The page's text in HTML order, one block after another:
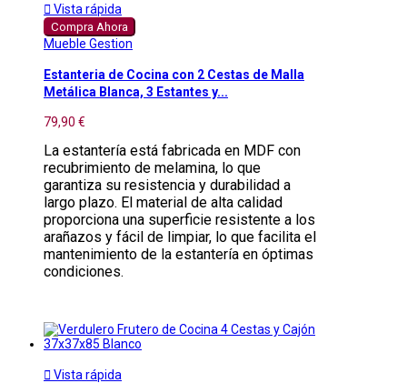
 Vista rápida
Compra Ahora
Mueble Gestion
Estanteria de Cocina con 2 Cestas de Malla
Metálica Blanca, 3 Estantes y...
79,90 €
La estantería está fabricada en MDF con
recubrimiento de melamina, lo que
garantiza su resistencia y durabilidad a
largo plazo. El material de alta calidad
proporciona una superficie resistente a los
arañazos y fácil de limpiar, lo que facilita el
mantenimiento de la estantería en óptimas
condiciones.
 Vista rápida